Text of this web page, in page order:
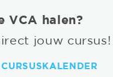
VCA halen?
jouw cursus!